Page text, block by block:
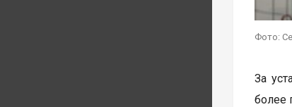
Фото:
За
более